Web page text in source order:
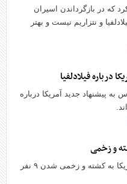
در بازگرداندن اسیران
و نتزاریم نیست و بهتر
درباره فیلادلفیا
پیشنهاد جدید آمریکا درباره
وقوع تیراندازی جمعی در فیلادلفیای آمریکا به کشته و زخمی شدن ۹ نفر